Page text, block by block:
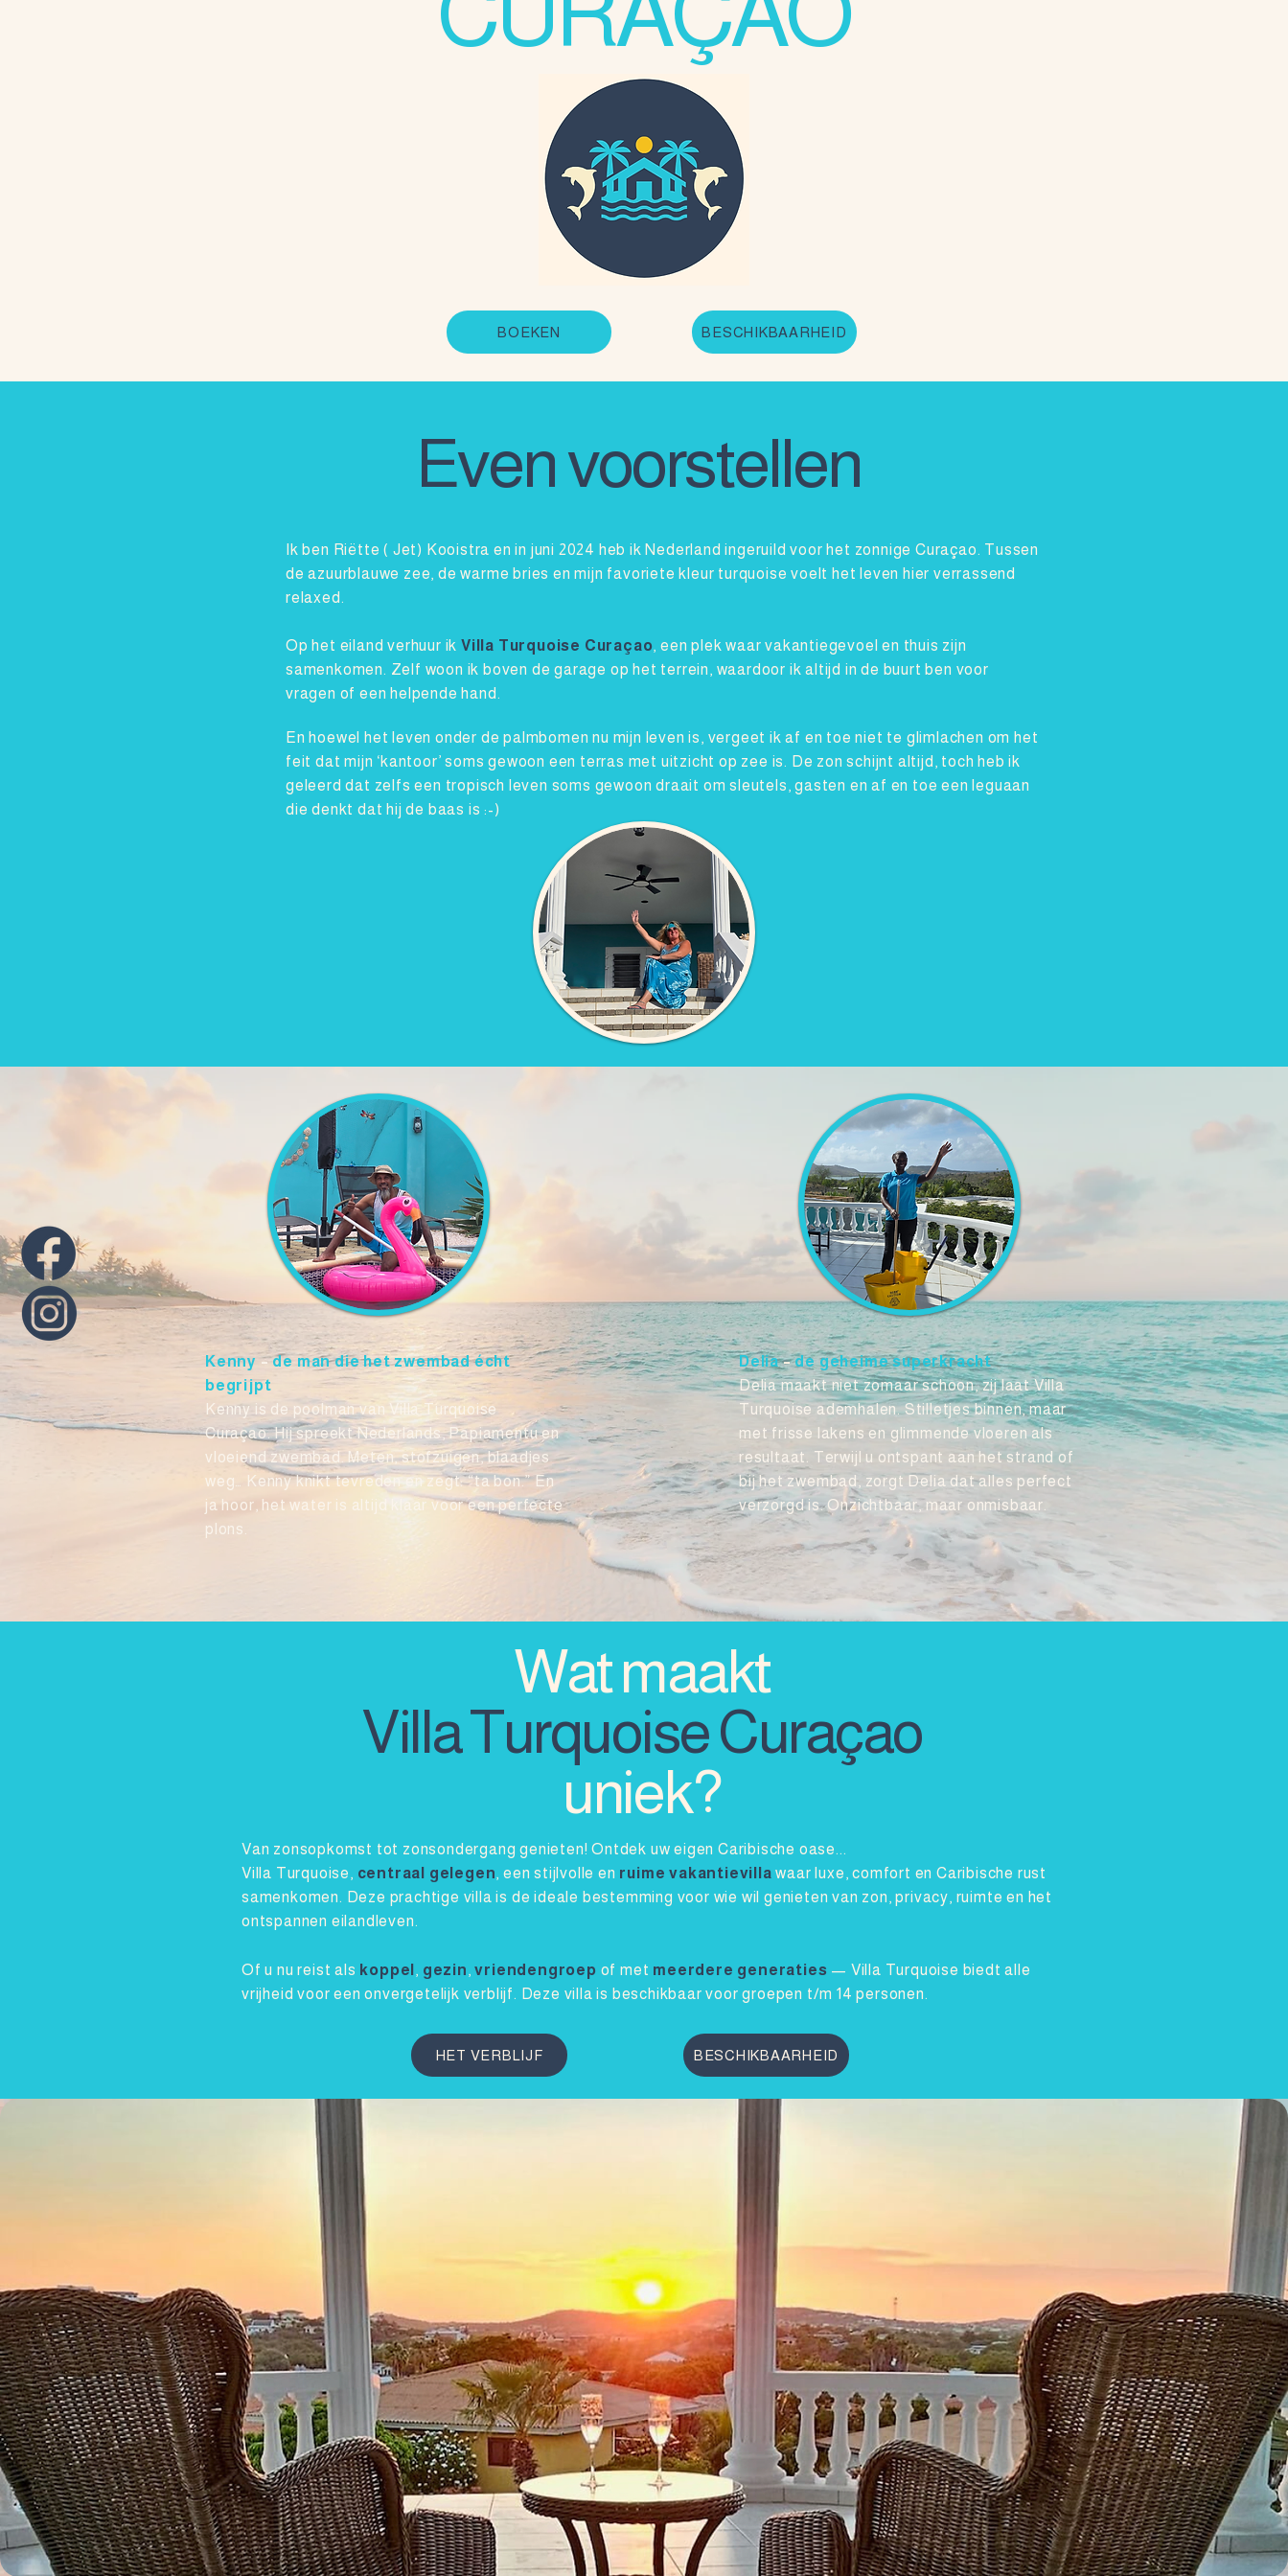
BOEKEN BESCHIKBAARHEID
Even voorstellen
Ik ben Riëtte ( Jet) Kooistra en in juni 2024 heb ik Nederland ingeruild voor het zonnige Curaçao. Tussen
de azuurblauwe zee, de warme bries en mijn favoriete kleur turquoise voelt het leven hier verrassend
relaxed.
Op het eiland verhuur ik Villa Turquoise Curaçao, een plek waar vakantiegevoel en thuis zijn
samenkomen. Zelf woon ik boven de garage op het terrein, waardoor ik altijd in de buurt ben voor
vragen of een helpende hand.
En hoewel het leven onder de palmbomen nu mijn leven is, vergeet ik af en toe niet te glimlachen om het
feit dat mijn ‘kantoor’ soms gewoon een terras met uitzicht op zee is. De zon schijnt altijd, toch heb ik
geleerd dat zelfs een tropisch leven soms gewoon draait om sleutels, gasten en af en toe een leguaan
die denkt dat hij de baas is :-)
Kenny –de man die het zwembad écht
begrijpt
Kenny is de poolman van Villa Turquoise
Curaçao. Hij spreekt Nederlands, Papiamentu en
vloeiend zwembad. Meten, stofzuigen, blaadjes
weg… Kenny knikt tevreden en zegt: “ta bon.” En
ja hoor, het water is altijd klaar voor een perfecte
plons.
Delia–de geheime superkracht
Delia maakt niet zomaar schoon, zij laat Villa
Turquoise ademhalen. Stilletjes binnen, maar
met frisse lakens en glimmende vloeren als
resultaat. Terwijl u ontspant aan het strand of
bij het zwembad, zorgt Delia dat alles perfect
verzorgd is. Onzichtbaar, maar onmisbaar.
Wat maakt
Villa Turquoise Curaçao
uniek?
Van zonsopkomst tot zonsondergang genieten! Ontdek uw eigen Caribische oase...
Villa Turquoise, centraal gelegen, een stijlvolle en ruime vakantievilla waar luxe, comfort en Caribische rust
samenkomen. Deze prachtige villa is de ideale bestemming voor wie wil genieten van zon, privacy, ruimte en het
ontspannen eilandleven.
Of u nu reist als koppel , gezin ,vriendengroep of met meerdere generaties — Villa Turquoise biedt alle
vrijheid voor een onvergetelijk verblijf. Deze villa is beschikbaar voor groepen t/m 14 personen.
HET VERBLIJF BESCHIKBAARHEID